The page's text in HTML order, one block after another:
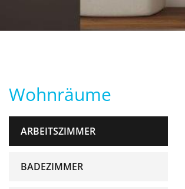
Wohnräume
ARBEITSZIMMER
BADEZIMMER